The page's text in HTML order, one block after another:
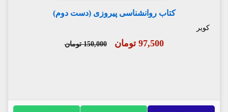
کتاب روانشناسی پیروزی (دست دوم)
کویر
97,500 تومان 150,000 تومان